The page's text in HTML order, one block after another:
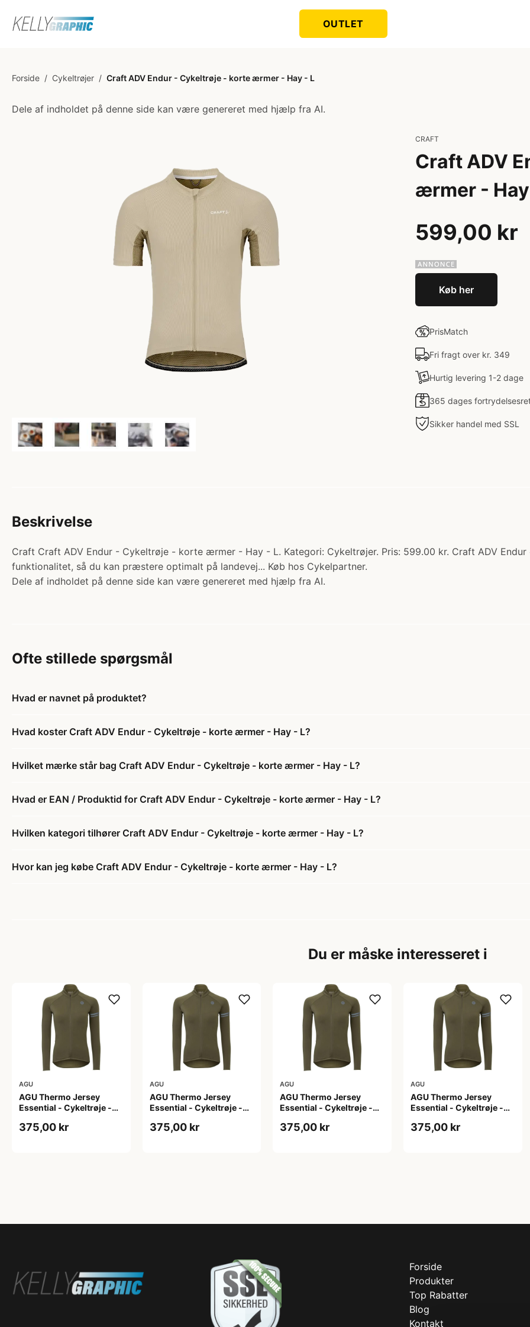
OUTLET
Forside / Cykeltrøjer / Craft ADV Endur - Cykeltrøje - korte ærmer - Hay - L
Dele af indholdet på denne side kan være genereret med hjælp fra AI.
CRAFT
Craft ADV
ærmer -
599,00 kr
Køb her
PrisMatch
Fri fragt over kr. 349
Hurtig levering 1-2 dage
365 dages
Sikker handel med SSL
Beskrivelse
Craft Craft ADV Endur - Cykeltrøje - korte ærmer - Hay - L. Kategori: Cykeltrøjer. Pris: 599.00 kr. Craft ADV
funktionalitet, så du kan præstere optimalt på landevej... Køb hos Cykelpartner.
Dele af indholdet på denne side kan være genereret med hjælp fra AI.
Ofte stillede spørgsmål
Hvad er navnet på produktet?
Hvad koster Craft ADV Endur - Cykeltrøje - korte ærmer - Hay - L?
Hvilket mærke står bag Craft ADV Endur - Cykeltrøje - korte ærmer - Hay - L?
Hvad er EAN / Produktid for Craft ADV Endur - Cykeltrøje - korte ærmer - Hay - L?
Hvilken kategori tilhører Craft ADV Endur - Cykeltrøje - korte ærmer - Hay - L?
Hvor kan jeg købe Craft ADV Endur - Cykeltrøje - korte ærmer - Hay - L?
Du er måske interesseret i
AGU
AGU Thermo Jersey
Essential - Cykeltrøje -
375,00 kr
AGU
AGU Thermo Jersey
Essential - Cykeltrøje -
M
375,00 kr
AGU
AGU Thermo Jersey
Essential - Cykeltrøje -
375,00 kr
AGU
AGU Thermo Jersey
Essential - Cykeltrøje -
XL
375,00 kr
Forside
Produkter
Top Rabatter
Blog
Kontakt